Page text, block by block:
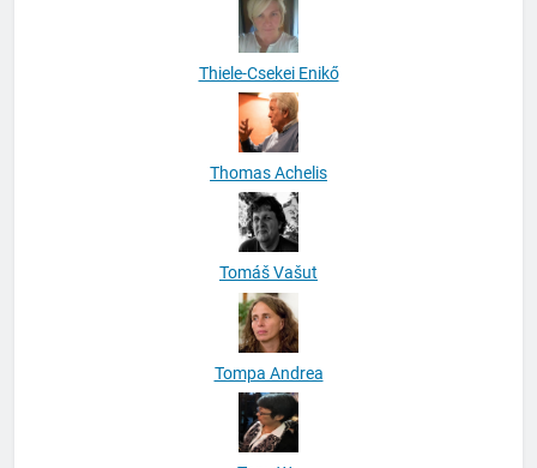
Thiele-Csekei Enikő
Thomas Achelis
Tomáš Vašut
Tompa Andrea